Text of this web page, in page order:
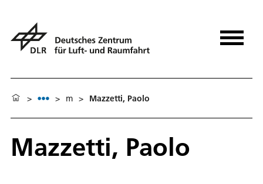
> > m > Mazzetti, Paolo
Mazzetti, Paolo